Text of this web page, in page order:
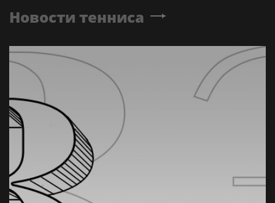
Новости тенниса